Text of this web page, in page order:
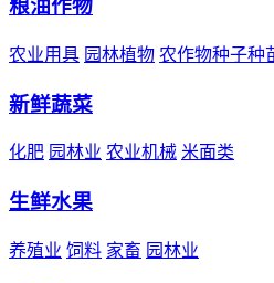
粮油作物
农业用具 园林植物 农作物种子种
新鲜蔬菜
化肥 园林业 农业机械 米面类
生鲜水果
养殖业 饲料 家畜 园林业